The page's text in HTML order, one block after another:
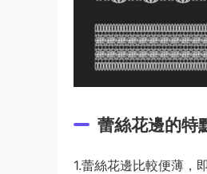
蕾絲花邊的特
1.蕾絲花邊比較便薄，